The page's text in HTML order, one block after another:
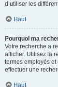
d’utiliser les
Haut
Pourquoi ma
Votre recherche a
afficher. Utilisez la
termes employés
effectuer une
Haut